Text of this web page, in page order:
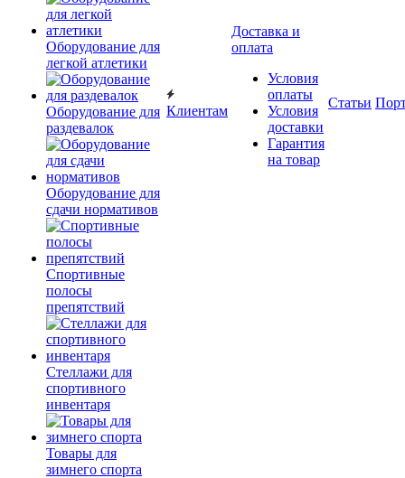
Оборудование для
легкой атлетики
Оборудование для
раздевалок
Оборудование для
сдачи нормативов
Спортивные
полосы
препятствий
Стеллажи для
спортивного
инвентаря
Товары для
зимнего спорта
Клиентам
Доставка и
оплата
Условия
оплаты
Условия
доставки
Гарантия
на товар
Статьи